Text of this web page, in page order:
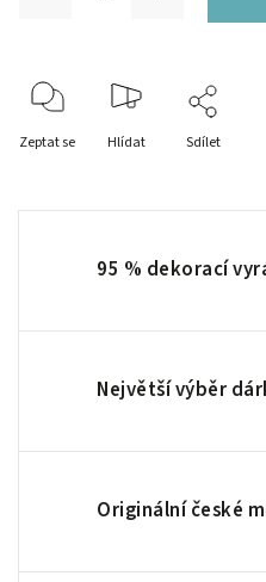
Zeptat se Hlídat Sdílet
95 % dekorací
Největší výběr
Originální české